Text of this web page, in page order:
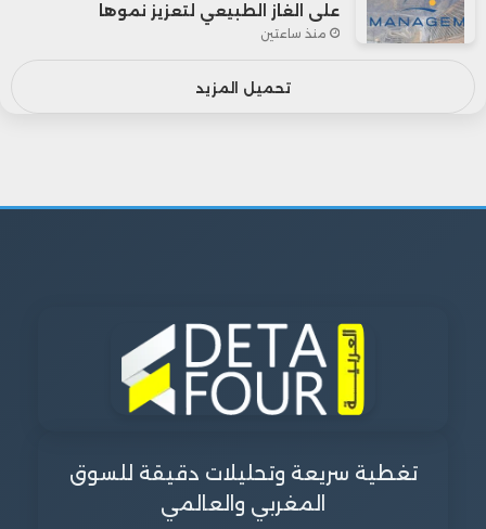
على الغاز الطبيعي لتعزيز نموها
منذ ساعتين
تحميل المزيد
تغطية سريعة وتحليلات دقيقة للسوق
المغربي والعالمي